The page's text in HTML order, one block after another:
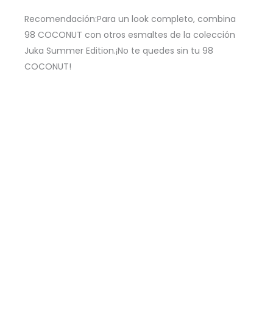
Recomendación:Para un look completo, combina
98 COCONUT con otros esmaltes de la colección
Juka Summer Edition.¡No te quedes sin tu 98
COCONUT!